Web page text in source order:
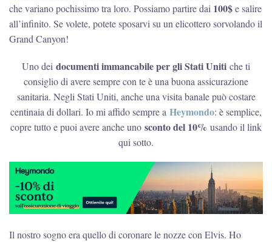
che variano pochissimo tra loro. Possiamo partire dai 100$e salire
all’infinito. Se volete, potete sposarvi su un elicottero sorvolando il
Grand Canyon!
Uno dei documenti immancabile per gli Stati Uniti che ti
consiglio di avere sempre con te è una buona assicurazione
sanitaria. Negli Stati Uniti, anche una visita banale può costare
centinaia di dollari. Io mi affido sempre a Heymondo: è semplice,
copre tutto e puoi avere anche uno sconto del 10% usando il link
qui sotto.
Il nostro sogno era quello di coronare le nozze con Elvis. Ho